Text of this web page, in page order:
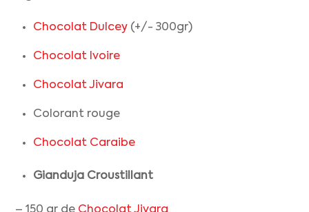
Chocolat Dulcey (+/- 300gr)
Chocolat Ivoire
Chocolat Jivara
Colorant rouge
Chocolat Caraibe
Gianduja Croustillant
– 150 gr de Chocolat Jivara